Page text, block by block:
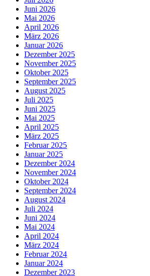
Juni 2026
Mai 2026
April 2026
März 2026
Januar 2026
Dezember 2025
November 2025
Oktober 2025
September 2025
August 2025
Juli 2025
Juni 2025
Mai 2025
April 2025
März 2025
Februar 2025
Januar 2025
Dezember 2024
November 2024
Oktober 2024
September 2024
August 2024
Juli 2024
Juni 2024
Mai 2024
April 2024
März 2024
Februar 2024
Januar 2024
Dezember 2023